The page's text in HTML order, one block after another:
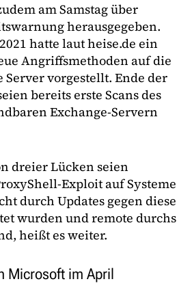
am Samstag über
herausgegeben.
hatte laut heise.de ein
Angriffsmethoden auf die
Server vorgestellt. Ende der
bereits erste Scans des
Exchange-Servern
dreier Lücken seien
Exploit auf Systeme
durch Updates gegen diese
wurden und remote durchs
heißt es weiter.
Microsoft im April